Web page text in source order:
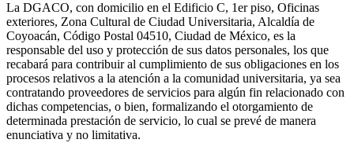
La DGACO, con domicilio en el Edificio C, 1er piso, Oficinas
exteriores, Zona Cultural de Ciudad Universitaria, Alcaldía de
Coyoacán, Código Postal 04510, Ciudad de México, es la
responsable del uso y protección de sus datos personales, los que
recabará para contribuir al cumplimiento de sus obligaciones en los
procesos relativos a la atención a la comunidad universitaria, ya sea
contratando proveedores de servicios para algún fin relacionado con
dichas competencias, o bien, formalizando el otorgamiento de
determinada prestación de servicio, lo cual se prevé de manera
enunciativa y no limitativa.